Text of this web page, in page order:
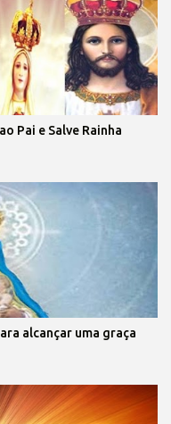
Pai e Salve Rainha
alcançar uma graça